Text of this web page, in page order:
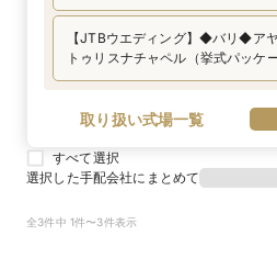
【JTBウエディング】◆バリ◆ア
トゥリスナチャペル（挙式パッケー
取り扱い式場一覧
すべて選択
選択した手配会社にまとめて
全3件中 1件〜3件表示